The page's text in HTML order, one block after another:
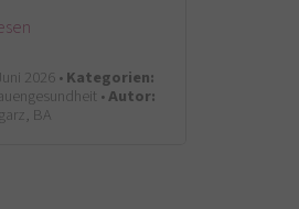
2026 •Kategorien:
•Autor:
BA